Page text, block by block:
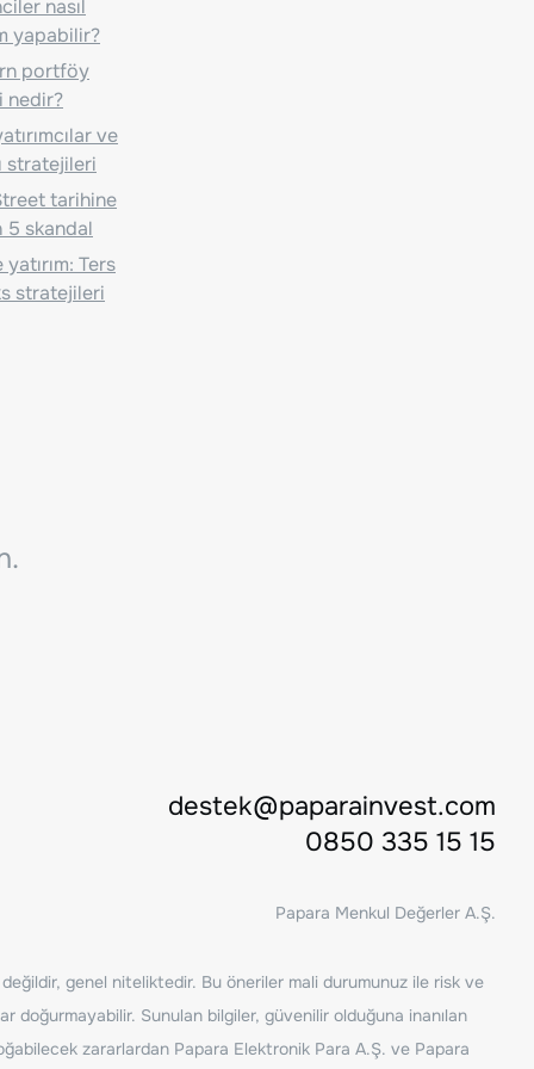
nasıl
yapabilir?
portföy
nedir?
ve
stratejileri
tarihine
5 skandal
Ters
stratejileri
destek@paparainvest.com
0850 335 15 15
Papara Menkul Değerler A.Ş.
değildir, genel niteliktedir. Bu öneriler mali durumunuz ile risk ve
doğurmayabilir. Sunulan bilgiler, güvenilir olduğuna inanılan
zararlardan Papara Elektronik Para A.Ş. ve Papara